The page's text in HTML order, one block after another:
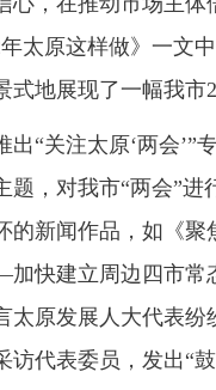
太原这样做》一文
地展现了一幅我市
关注太原‘两会’”
题，对我市“两会”
的新闻作品，如《
快建立周边四市常
太原发展人大代表纷
访代表委员，发出“